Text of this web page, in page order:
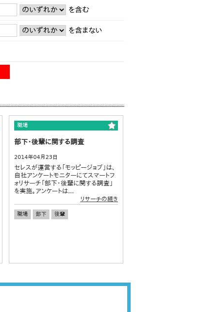
を含む
を含まない
職場
部下･後輩に関する調査
2014年04月23日
セレスが運営する「モッピージョブ」は、
自社アンケートモニターにてスマートフ
ォリサーチ「部下・後輩に関する調査」
を実施。アンケートは...
リサーチの続き
職場 部下 後輩